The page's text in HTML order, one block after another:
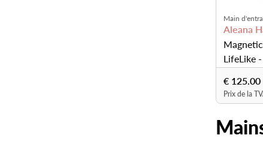
Main
Aleana
LifeLike
€ 125.00
Prix de la